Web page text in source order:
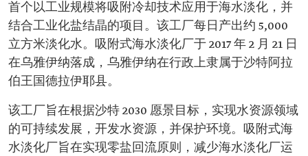
首个以工业规模将吸附冷却技术应用于海水淡化，并
结合工业化盐结晶的项目。该工厂每日产出约 5,000
立方米淡化水。吸附式海水淡化厂于 2017 年 2 月 21 日
在乌雅伊纳落成，乌雅伊纳在行政上隶属于沙特阿拉
伯王国德拉伊耶县。
该工厂旨在根据沙特 2030 愿景目标，实现水资源领域
的可持续发展，开发水资源，并保护环境。吸附式海
水淡化厂旨在实现零盐回流原则，减少海水淡化厂运